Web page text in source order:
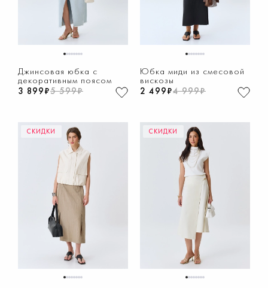
12345678
Джинсовая юбка с
декоративным поясом
3 899₽5 599₽
12345678
Юбка миди из смесовой
вискозы
2 499₽4 999₽
СКИДКИ
12345678
СКИДКИ
12345678